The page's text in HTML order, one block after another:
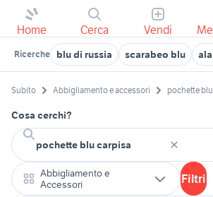
Home Cerca Vendi
Ricerche blu di russia scarabeo blu
Subito Abbigliamento e accessori pochette
Cosa cerchi?
Abbigliamento e
Accessori
Filtri